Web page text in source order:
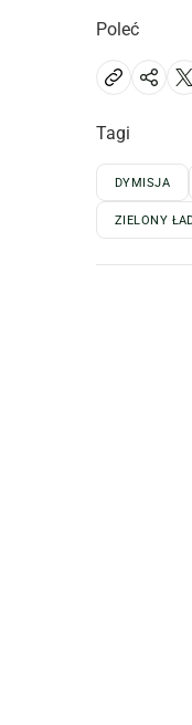
Poleć
Tagi
DYMISJA
ZIELONY